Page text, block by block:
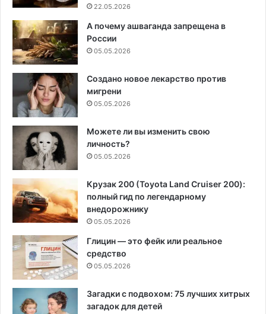
22.05.2026
А почему ашваганда запрещена в
России
05.05.2026
Создано новое лекарство против
мигрени
05.05.2026
Можете ли вы изменить свою
личность?
05.05.2026
Крузак 200 (Toyota Land Cruiser 200):
полный гид по легендарному
внедорожнику
05.05.2026
Глицин — это фейк или реальное
средство
05.05.2026
Загадки с подвохом: 75 лучших хитрых
загадок для детей